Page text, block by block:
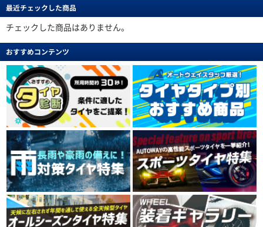
最近チェックした商品
チェックした商品はありません。
おすすめコンテンツ